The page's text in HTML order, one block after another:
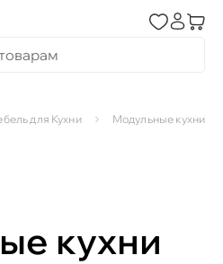
для Кухни Модульные кухни
кухни